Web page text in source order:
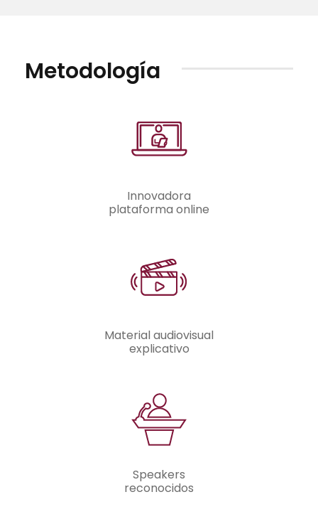
Metodología
Innovadora
plataforma online
Material audiovisual
explicativo
Speakers
reconocidos